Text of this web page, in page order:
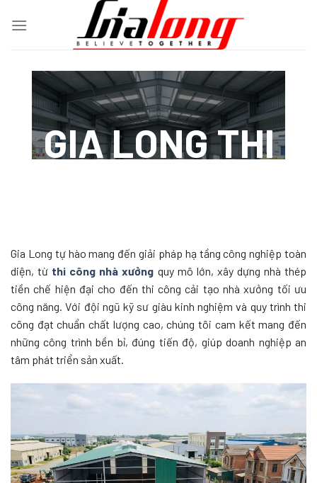
đến
GIA LONG THI
XƯỞNG
Gia Long tự hào mang đến giải pháp hạ tầng công nghiệp toàn
diện, từ thi công nhà xưởng quy mô lớn, xây dựng nhà thép
tiền chế hiện đại cho đến thi công cải tạo nhà xưởng tối ưu
công năng. Với đội ngũ kỹ sư giàu kinh nghiệm và quy trình thi
công đạt chuẩn chất lượng cao, chúng tôi cam kết mang đến
những công trình bền bỉ, đúng tiến độ, giúp doanh nghiệp an
tâm phát triển sản xuất.